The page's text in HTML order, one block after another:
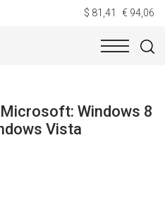
$ 81,41 € 94,06
Windows 8
Vista